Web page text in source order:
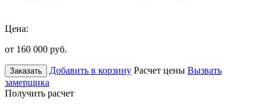
Цена:
от 160 000 руб.
Заказать Добавить в корзину Расчет цены Вызвать
замерщика
Получить расчет